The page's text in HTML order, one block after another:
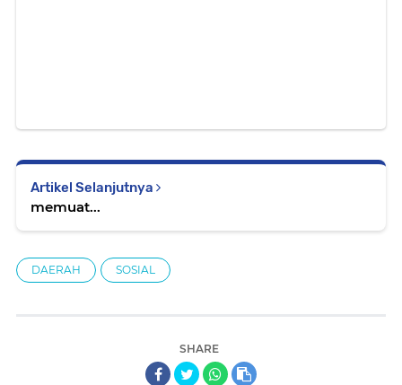
Artikel Selanjutnya
memuat...
DAERAH SOSIAL
SHARE